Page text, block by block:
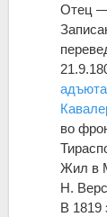
Отец —
во
Жил в
Н.
В 1819